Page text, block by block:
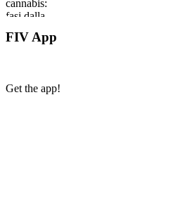
FIV App
Get the app!